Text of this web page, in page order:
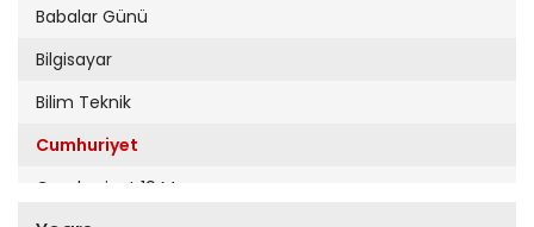
Babalar Günü
Bilgisayar
Bilim Teknik
Cumhuriyet
Cumhuriyet 19 Mayıs